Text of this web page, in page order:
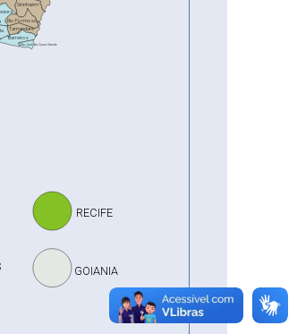
RECIFE
GOIANIA
Rio Formoso
Sirinhaém
São José da Coroa Grande
Barreiros
Tamandaré